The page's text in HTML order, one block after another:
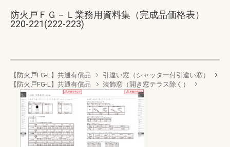
防火戸ＦＧ－Ｌ業務用資料集（完成品価格表）
220-221(222-223)
【防火戸FG-L】共通有償品
引違い窓（シャッター付引違い窓）
【防火戸FG-L】共通有償品
装飾窓（開き窓テラス除く）